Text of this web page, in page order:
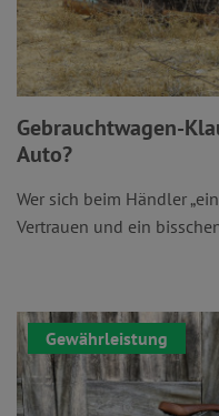
Gebrauchtwagen-
Auto?
Wer sich beim Händler
Vertrauen und ein
Gewährleistung